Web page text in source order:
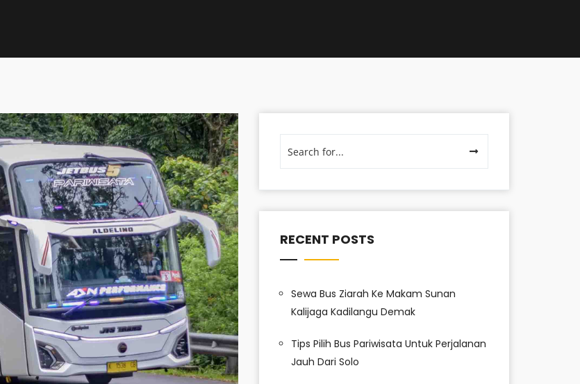
RECENT POSTS
Sewa Bus Ziarah Ke Makam Sunan
Kalijaga Kadilangu Demak
Tips Pilih Bus Pariwisata Untuk Perjalanan
Jauh Dari Solo